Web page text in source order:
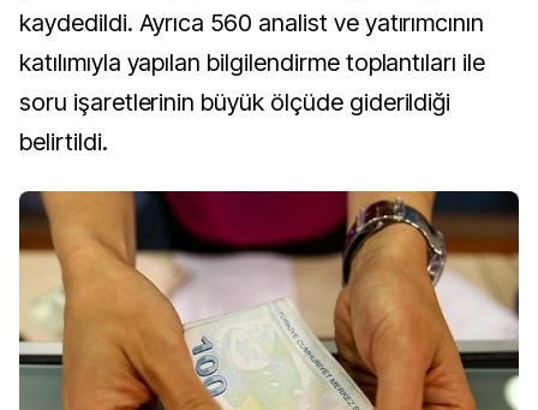
kaydedildi. Ayrıca 560 analist ve yatırımcının
katılımıyla yapılan bilgilendirme toplantıları ile
soru işaretlerinin büyük ölçüde giderildiği
belirtildi.